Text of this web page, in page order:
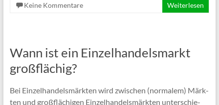
Keine Kommentare
Weiterlesen
Wann ist ein Einzelhandelsmarkt
großflächig?
Bei Ein­zel­han­dels­märk­ten wird zwi­schen (nor­ma­lem) Märk­
ten und groß­flä­chi­gen Ein­zel­han­dels­märk­ten unter­schie­